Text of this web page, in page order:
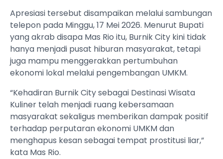
Apresiasi tersebut disampaikan melalui sambungan
telepon pada Minggu, 17 Mei 2026. Menurut Bupati
yang akrab disapa Mas Rio itu, Burnik City kini tidak
hanya menjadi pusat hiburan masyarakat, tetapi
juga mampu menggerakkan pertumbuhan
ekonomi lokal melalui pengembangan UMKM.
“Kehadiran Burnik City sebagai Destinasi Wisata
Kuliner telah menjadi ruang kebersamaan
masyarakat sekaligus memberikan dampak positif
terhadap perputaran ekonomi UMKM dan
menghapus kesan sebagai tempat prostitusi liar,”
kata Mas Rio.